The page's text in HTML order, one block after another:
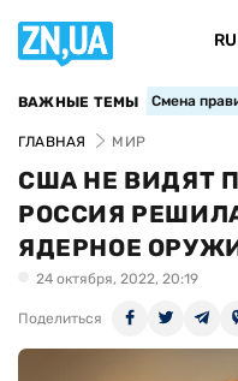
RU
ВАЖНЫЕ ТЕМЫ Смена
ГЛАВНАЯ МИР
США НЕ ВИДЯТ
РОССИЯ
ЯДЕРНОЕ
24 октября, 2022, 20:19
Поделиться